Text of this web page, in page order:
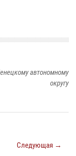
автономному
округу
Следующая →